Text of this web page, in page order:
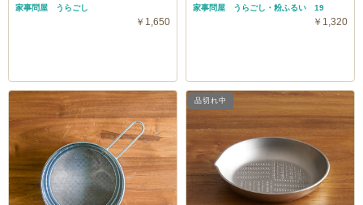
家事問屋 うらごし
￥1,650
家事問屋 うらごし・粉ふるい 19
￥1,320
品切れ中